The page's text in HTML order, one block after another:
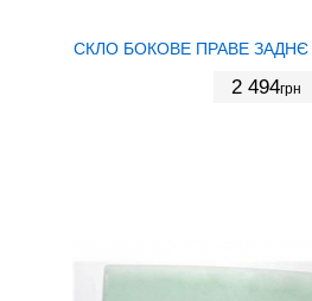
СКЛО БОКОВЕ ПРАВЕ ЗАДНЄ
2 494грн